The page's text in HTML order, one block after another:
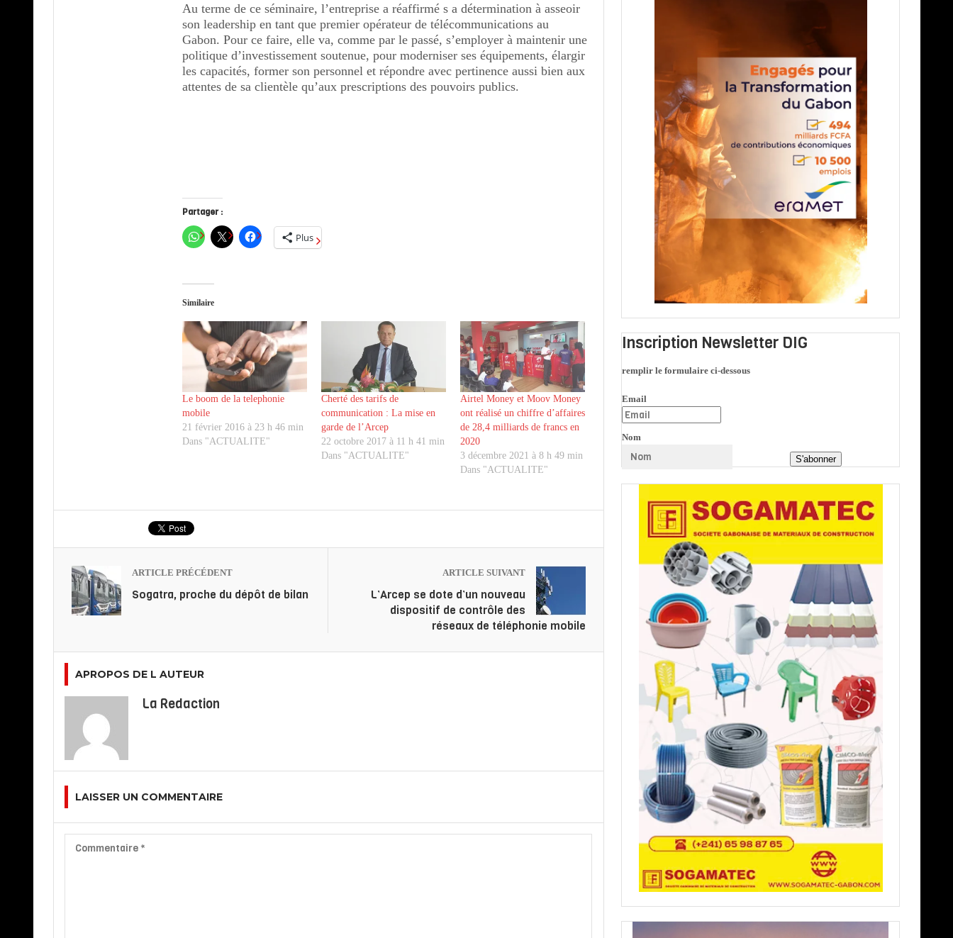
Au terme de ce séminaire, l’entreprise a réaffirmé s a détermination à asseoir
son leadership en tant que premier opérateur de télécommunications au
Gabon. Pour ce faire, elle va, comme par le passé, s’employer à maintenir une
politique d’investissement soutenue, pour moderniser ses équipements, élargir
les capacités, former son personnel et répondre avec pertinence aussi bien aux
attentes de sa clientèle qu’aux prescriptions des pouvoirs publics.
Partager :
Plus
Similaire
Le boom de la telephonie
mobile
21 février 2016 à 23 h 46 min
Dans "ACTUALITE"
Cherté des tarifs de
communication : La mise en
garde de l’Arcep
22 octobre 2017 à 11 h 41 min
Dans "ACTUALITE"
Airtel Money et Moov Money
ont réalisé un chiffre d’affaires
de 28,4 milliards de francs en
2020
3 décembre 2021 à 8 h 49 min
Dans "ACTUALITE"
ARTICLE PRÉCÉDENT
Sogatra, proche du dépôt de bilan
ARTICLE SUIVANT
L’Arcep se dote d’un nouveau
dispositif de contrôle des
réseaux de téléphonie mobile
APROPOS DE L AUTEUR
La Redaction
LAISSER UN COMMENTAIRE
Inscription Newsletter DIG
remplir le formulaire ci-dessous
Email
Nom
S'abonner